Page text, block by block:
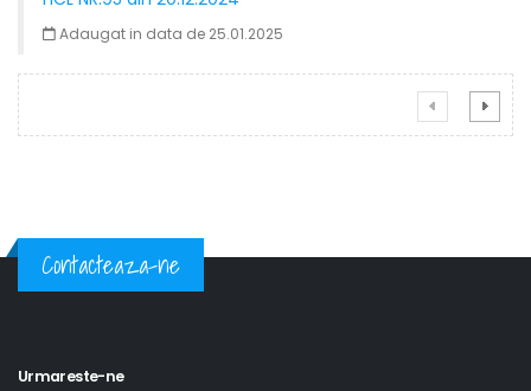
Adaugat in data de 25.01.2025
Contacteaza-ne
Urmareste-ne